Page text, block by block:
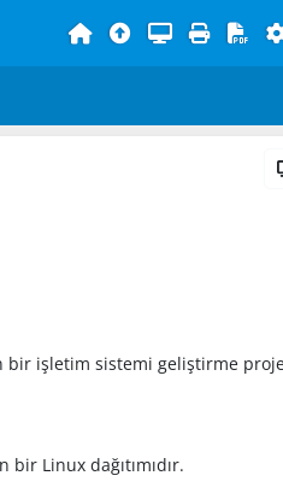
bir işletim sistemi geliştirme
Linux dağıtımıdır.